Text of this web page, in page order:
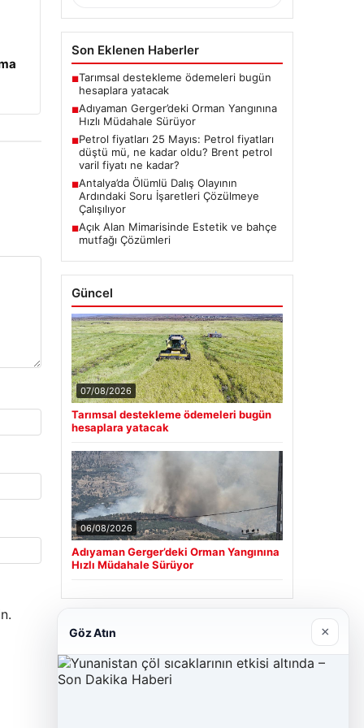
Son Eklenen Haberler
■Tarımsal destekleme ödemeleri bugün
hesaplara yatacak
■Adıyaman Gerger’deki Orman Yangınına
Hızlı Müdahale Sürüyor
■Petrol fiyatları 25 Mayıs: Petrol fiyatları
düştü mü, ne kadar oldu? Brent petrol
varil fiyatı ne kadar?
■Antalya’da Ölümlü Dalış Olayının
Ardındaki Soru İşaretleri Çözülmeye
Çalışılıyor
■Açık Alan Mimarisinde Estetik ve bahçe
mutfağı Çözümleri
Güncel
07/08/2026
Tarımsal destekleme ödemeleri bugün
hesaplara yatacak
06/08/2026
Adıyaman Gerger’deki Orman Yangınına
Hızlı Müdahale Sürüyor
Son Eklenen Firmalar
Cengiz Sigorta
23/06/2026
Göz Atın ×